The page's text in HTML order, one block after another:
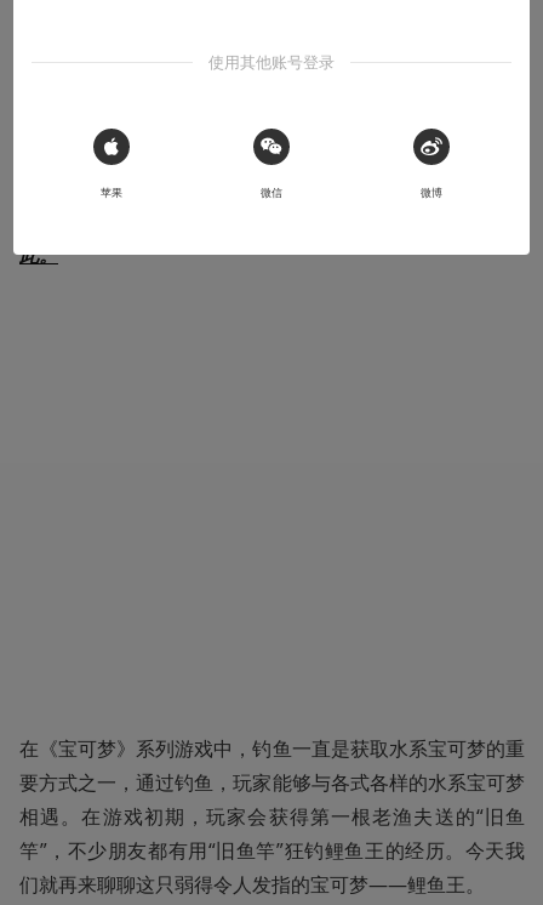
导语：在《宝可梦》的游戏系列中，提起“鲤鱼王”，可以说
里一直生存，不但没有灭绝，还大量繁殖呢？”空想科学研
究所研究主任、《空想科学读本》的作者，柳田理科雄针对
此。
在《宝可梦》系列游戏中，钓鱼一直是获取水系宝可梦的重
要方式之一，通过钓鱼，玩家能够与各式各样的水系宝可梦
相遇。在游戏初期，玩家会获得第一根老渔夫送的“旧鱼
竿”，不少朋友都有用“旧鱼竿”狂钓鲤鱼王的经历。今天我
们就再来聊聊这只弱得令人发指的宝可梦——鲤鱼王。
使用其他账号登录
 Sign in with Apple
苹果 微信 微博